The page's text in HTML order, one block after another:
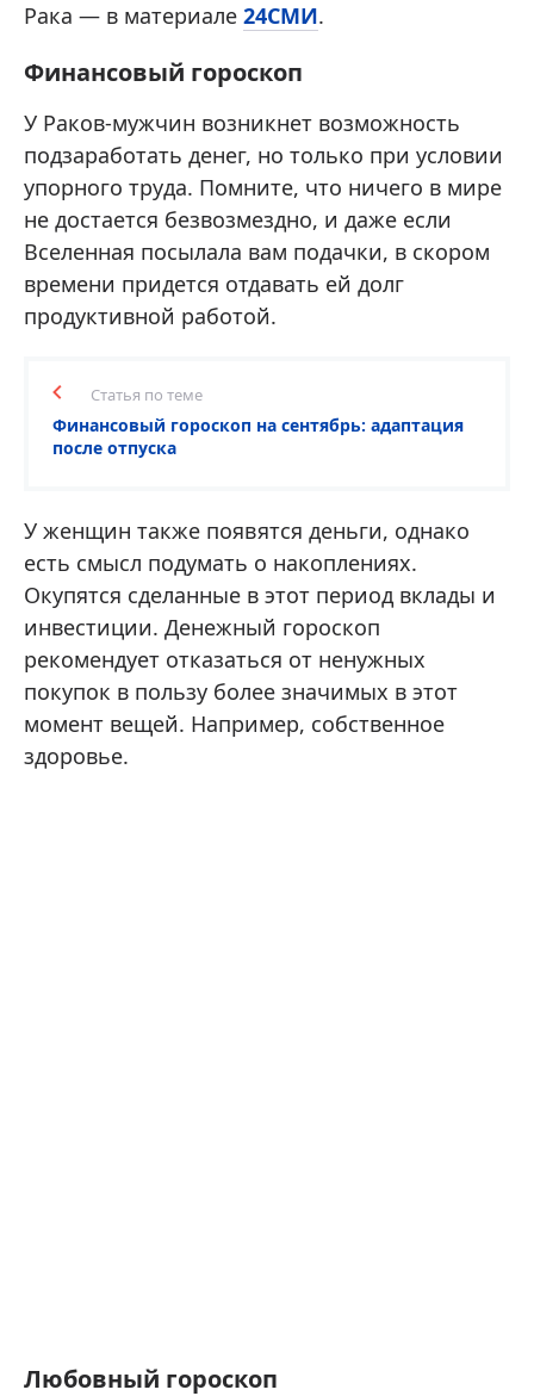
Рака — в материале 24СМИ.
Финансовый гороскоп
У Раков-мужчин возникнет возможность
подзаработать денег, но только при условии
упорного труда. Помните, что ничего в мире
не достается безвозмездно, и даже если
Вселенная посылала вам подачки, в скором
времени придется отдавать ей долг
продуктивной работой.
Статья по теме
Финансовый гороскоп на сентябрь: адаптация
после отпуска
У женщин также появятся деньги, однако
есть смысл подумать о накоплениях.
Окупятся сделанные в этот период вклады и
инвестиции. Денежный гороскоп
рекомендует отказаться от ненужных
покупок в пользу более значимых в этот
момент вещей. Например, собственное
здоровье.
Любовный гороскоп